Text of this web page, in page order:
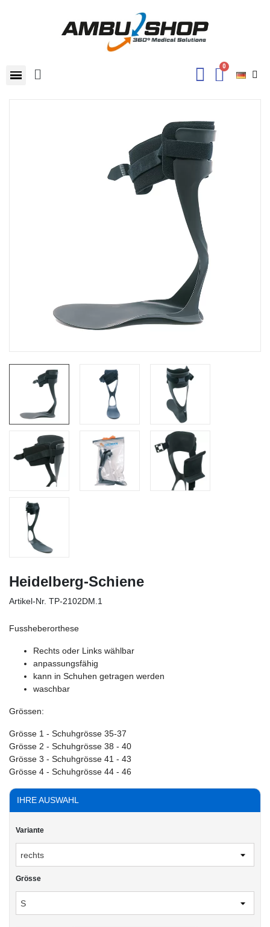
Heidelberg-Schiene
Artikel-Nr. TP-2102DM.1
Fussheberorthese
Rechts oder Links wählbar
anpassungsfähig
kann in Schuhen getragen werden
waschbar
Grössen:
Grösse 1 - Schuhgrösse 35-37
Grösse 2 - Schuhgrösse 38 - 40
Grösse 3 - Schuhgrösse 41 - 43
Grösse 4 - Schuhgrösse 44 - 46
IHRE AUSWAHL
Variante
Grösse